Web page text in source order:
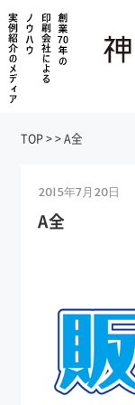
TOP>>A全
2015年7月20日
A全